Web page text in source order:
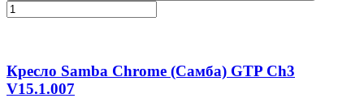
Кресло Samba Chrome (Самба) GTP Ch3
V15.1.007